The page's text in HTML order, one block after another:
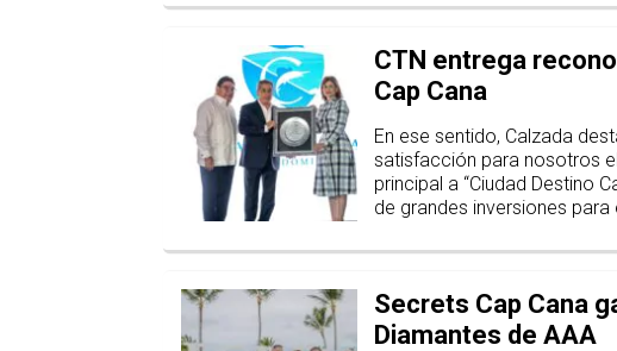
CTN entrega
Cap Cana
En ese sentido, Calzada
satisfacción para nosotros
principal a “Ciudad Destino
de grandes inversiones para
Secrets Cap Cana
Diamantes de AAA